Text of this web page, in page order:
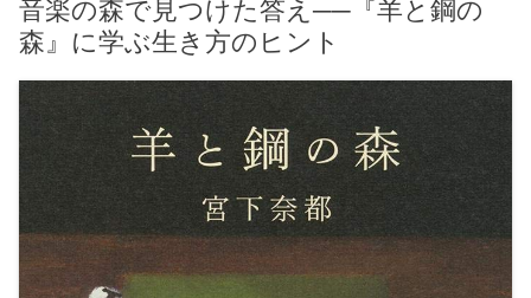
音楽の森で見つけた答え──『羊と鋼の
森』に学ぶ生き方のヒント